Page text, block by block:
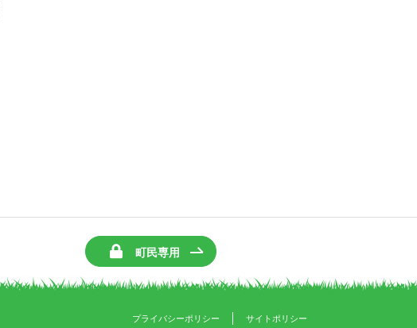
町民専用
プライバシーポリシー サイトポリシー